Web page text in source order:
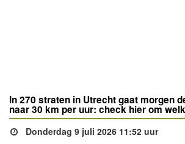
In 270 straten in Utrecht gaat morgen
naar 30 km per uur: check hier om
Donderdag 9 juli 2026 11:52 uur